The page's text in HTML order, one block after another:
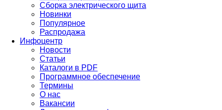
Сборка электрического щита
Новинки
Популярное
Распродажа
Инфоцентр
Новости
Статьи
Каталоги в PDF
Программное обеспечение
Термины
О нас
Вакансии